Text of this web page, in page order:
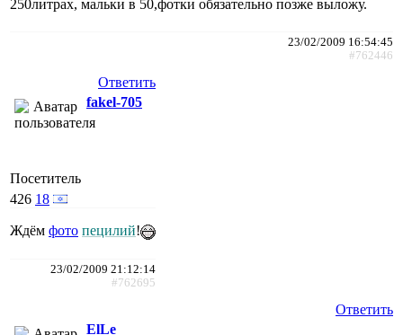
250литрах, мальки в 50,фотки обязательно позже выложу.
23/02/2009 16:54:45
#762446
Ответить
fakel-705
Посетитель
426 18
Ждём фото пецилий!
23/02/2009 21:12:14
#762695
Ответить
ElLe